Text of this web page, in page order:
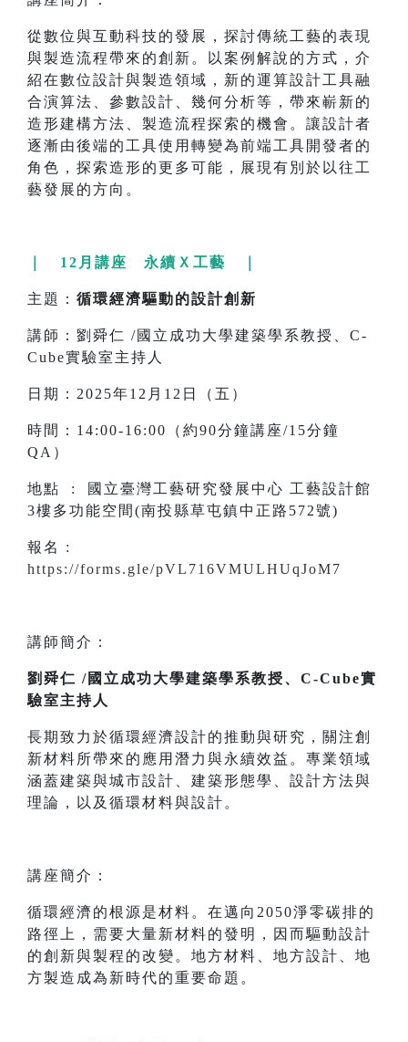
從數位與互動科技的發展，探討傳統工藝的表現
與製造流程帶來的創新。以案例解說的方式，介
紹在數位設計與製造領域，新的運算設計工具融
合演算法、參數設計、幾何分析等，帶來嶄新的
造形建構方法、製造流程探索的機會。讓設計者
逐漸由後端的工具使用轉變為前端工具開發者的
角色，探索造形的更多可能，展現有別於以往工
藝發展的方向。
｜ 12月講座 永續Ｘ工藝 ｜
主題： 循環經濟驅動的設計創新
講師：劉舜仁 /國立成功大學建築學系教授、C-
Cube實驗室主持人
日期：2025年12月12日（五）
時間：14:00-16:00（約90分鐘講座/15分鐘
QA）
地點 : 國立臺灣工藝研究發展中心 工藝設計館
3樓多功能空間(南投縣草屯鎮中正路572號)
報名 :
https://forms.gle/pVL716VMULHUqJoM7
講師簡介：
劉舜仁 /國立成功大學建築學系教授、C-Cube實
驗室主持人
長期致力於循環經濟設計的推動與研究，關注創
新材料所帶來的應用潛力與永續效益。專業領域
涵蓋建築與城市設計、建築形態學、設計方法與
理論，以及循環材料與設計。
講座簡介：
循環經濟的根源是材料。在邁向2050淨零碳排的
路徑上，需要大量新材料的發明，因而驅動設計
的創新與製程的改變。地方材料、地方設計、地
方製造成為新時代的重要命題。